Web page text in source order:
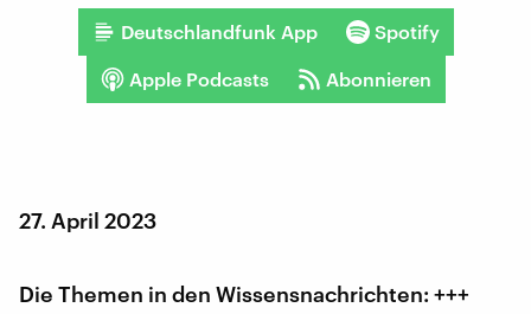
Deutschlandfunk App Spotify
Apple Podcasts Abonnieren
27. April 2023
Die Themen in den Wissensnachrichten: +++